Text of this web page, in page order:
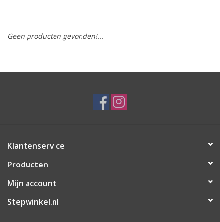
Geen producten gevonden!...
Klantenservice
Producten
Mijn account
Stepwinkel.nl